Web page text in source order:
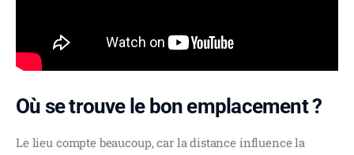
Où se trouve le bon emplacement ?
Le lieu compte beaucoup, car la distance influence la